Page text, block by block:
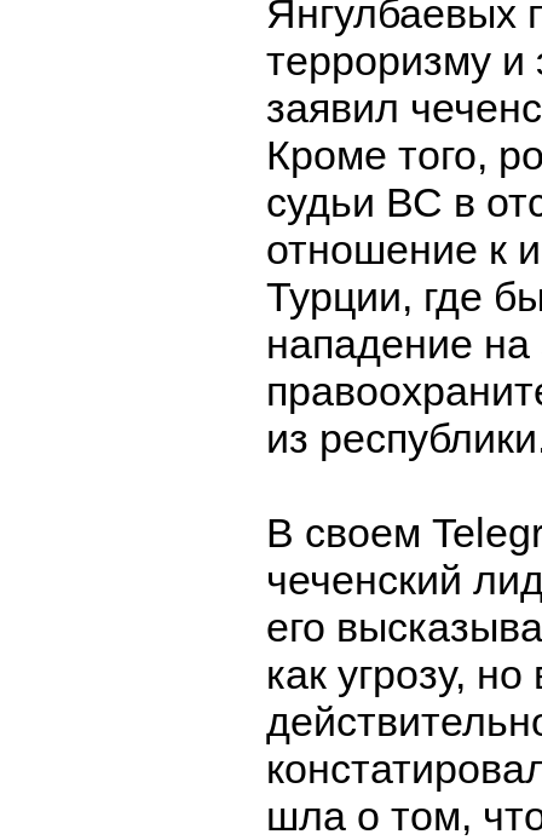
Янгулбаевых
терроризму и
заявил
Кроме того,
судьи ВС в
отношение к
Турции, где
нападение на
из
В своем
чеченский
его
как угрозу, но
шла о том,